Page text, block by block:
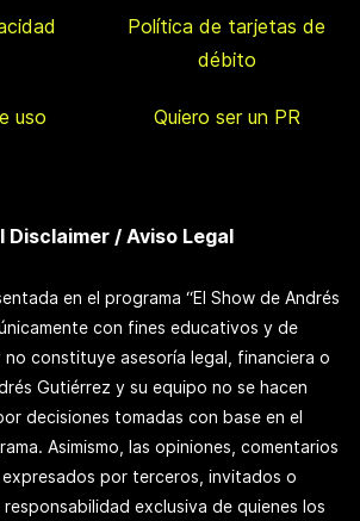
Política de tarjetas de
débito
uso Quiero ser un PR
Disclaimer / Aviso Legal
en el programa “El Show de Andrés
con fines educativos y de
constituye asesoría legal, financiera o
Gutiérrez y su equipo no se hacen
decisiones tomadas con base en el
Asimismo, las opiniones, comentarios
por terceros, invitados o
exclusiva de quienes los